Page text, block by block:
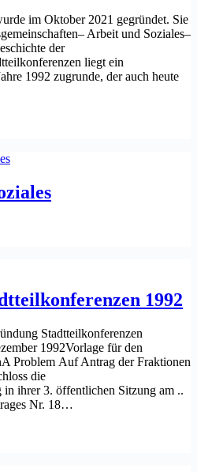
im Oktober 2021 gegründet. Sie
Arbeit und Soziales–
der
liegt ein
1992 zugrunde, der auch heute
1992
Stadtteilkonferenzen
1992Vorlage für den
Problem Auf Antrag der Fraktionen
die
in ihrer 3. öffentlichen Sitzung am ..
Nr. 18…